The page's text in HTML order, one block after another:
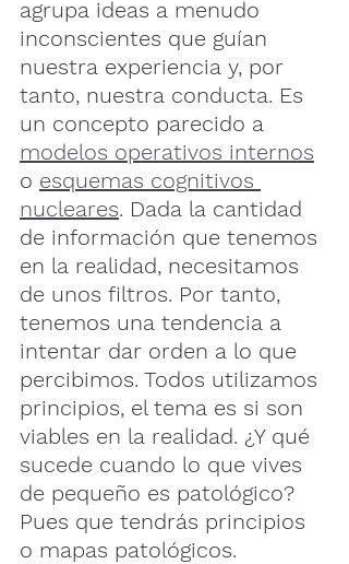
agrupa ideas a menudo
inconscientes que guían
nuestra experiencia y, por
tanto, nuestra conducta. Es
un concepto parecido a
modelos operativos internos
o esquemas cognitivos
nucleares. Dada la cantidad
de información que tenemos
en la realidad, necesitamos
de unos filtros. Por tanto,
tenemos una tendencia a
intentar dar orden a lo que
percibimos. Todos utilizamos
principios, el tema es si son
viables en la realidad. ¿Y qué
sucede cuando lo que vives
de pequeño es patológico?
Pues que tendrás principios
o mapas patológicos.